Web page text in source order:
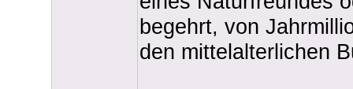
begehrt, von
den mittelalterlichen